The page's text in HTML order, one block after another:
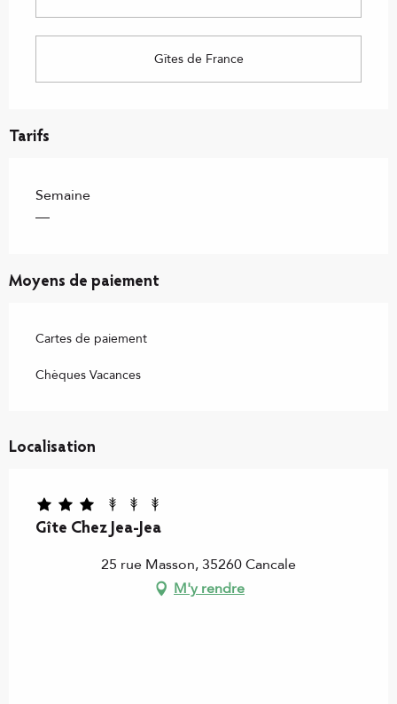
Gîtes de France
Tarifs
Semaine
—
Moyens de paiement
Cartes de paiement
Chèques Vacances
Localisation
Gîte Chez Jea-Jea
25 rue Masson, 35260 Cancale
M'y rendre